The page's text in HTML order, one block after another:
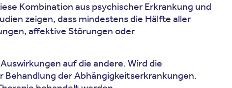
Kombination aus psychischer Erkrankung und
zeigen, dass mindestens die Hälfte aller
, affektive Störungen oder
auf die andere. Wird die
der Abhängigkeitserkrankungen.